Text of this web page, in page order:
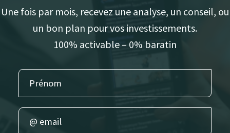
Une fois par mois, recevez une analyse, un conseil, ou
un bon plan pour vos investissements.
100% activable – 0% baratin